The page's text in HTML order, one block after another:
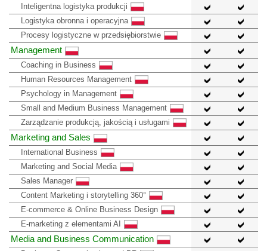
Inteligentna logistyka produkcji
Logistyka obronna i operacyjna
Procesy logistyczne w przedsiębiorstwie
Management
Coaching in Business
Human Resources Management
Psychology in Management
Small and Medium Business Management
Zarządzanie produkcją, jakością i usługami
Marketing and Sales
International Business
Marketing and Social Media
Sales Manager
Content Marketing i storytelling 360°
E-commerce & Online Business Design
E-marketing z elementami AI
Media and Business Communication